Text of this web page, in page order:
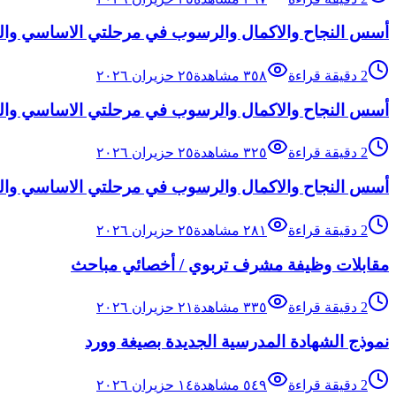
أسس النجاح والاكمال والرسوب في مرحلتي الاساسي
2 دقيقة قراءة ٣٥٨ مشاهدة٢٥ حزيران ٢٠٢٦
أسس النجاح والاكمال والرسوب في مرحلتي الاساسي
2 دقيقة قراءة ٣٢٥ مشاهدة٢٥ حزيران ٢٠٢٦
أسس النجاح والاكمال والرسوب في مرحلتي الاساسي
2 دقيقة قراءة ٢٨١ مشاهدة٢٥ حزيران ٢٠٢٦
مقابلات وظيفة مشرف تربوي / أخصائي مباحث
2 دقيقة قراءة ٣٣٥ مشاهدة ٢١ حزيران ٢٠٢٦
نموذج الشهادة المدرسية الجديدة بصيغة وورد
2 دقيقة قراءة ٥٤٩ مشاهدة١٤ حزيران ٢٠٢٦